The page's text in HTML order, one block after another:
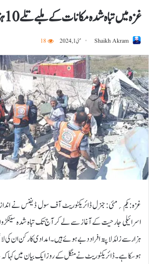
غزہ میں تباہ شدہ مکانات کے ملبے تلے10 ہزار فلسطینی لاپتہ
Shaikh Akram مئی 1, 2024 18
غزہ:یکم؍مئی: جنرل ڈائریکٹوریٹ آف سول ڈیفنس نے
اسرائیلی جارحیت کے آغاز سے لے کر آج تک تباہ شدہ
ہزار سے زائد لاپتہ افراد دبے ہوئے ہیں۔امدادی کارکن ان کی
ہو سکا ہے۔ڈائریکٹوریٹ نے منگل کے روز ایک بیان میں کہا